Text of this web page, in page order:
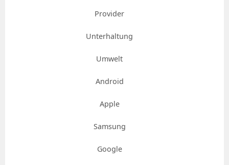
Provider
Unterhaltung
Umwelt
Android
Apple
Samsung
Google